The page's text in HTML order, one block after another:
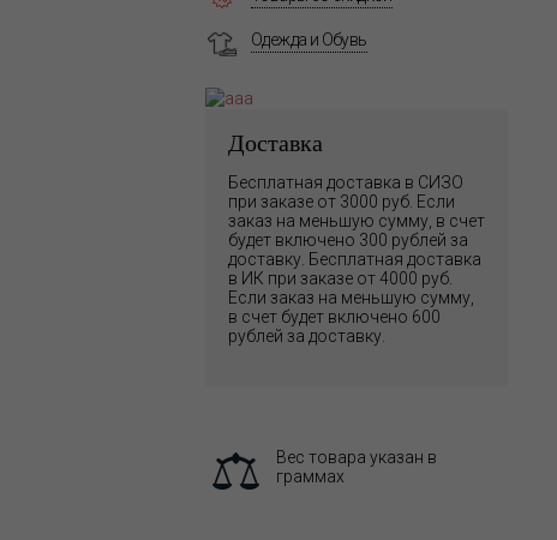
Одежда и Обувь
Доставка
Бесплатная доставка в СИЗО
при заказе от 3000 руб. Если
заказ на меньшую сумму, в счет
будет включено 300 рублей за
доставку. Бесплатная доставка
в ИК при заказе от 4000 руб.
Если заказ на меньшую сумму,
в счет будет включено 600
рублей за доставку.
Вес товара указан в
граммах